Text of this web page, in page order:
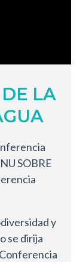
LA
SOBRE
y
se dirija